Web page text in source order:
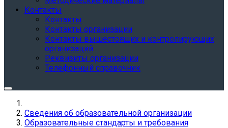
Контакты
Контакты
Контакты организации
Контакты вышестоящих и контролирующих
организаций
Реквизиты организации
Телефонный справочник
Сведения об образовательной организации
Образовательные стандарты и требования